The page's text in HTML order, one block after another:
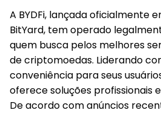
A BYDFi, lançada oficialmente
BitYard, tem operado
quem busca pelos melhores
de criptomoedas. Liderando
conveniência para seus
oferece soluções profissionais
De acordo com anúncios